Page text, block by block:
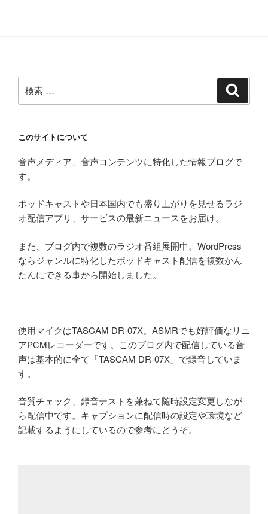
索:
このサイトについて
音声メディア、音声コンテンツに特化した情報ブログで
す。
ポッドキャストや日本国内でも盛り上がりを見せるラジ
オ配信アプリ、サービスの最新ニュースをお届け。
また、ブログ内で複数のラジオ番組展開中。WordPress
ならジャンルに特化したポッドキャスト配信を複数かん
たんにできる事から開始しました。
使用マイクはTASCAM DR-07X。ASMRでも好評価なリニ
アPCMレコーダーです。このブログ内で配信している音
声は基本的に全て「TASCAM DR-07X」で録音していま
す。
音質チェック、録音テストを兼ねて随時設定変更しなが
ら配信中です。キャプションに配信時の設定や環境など
記載するようにしているので参考にどうぞ。